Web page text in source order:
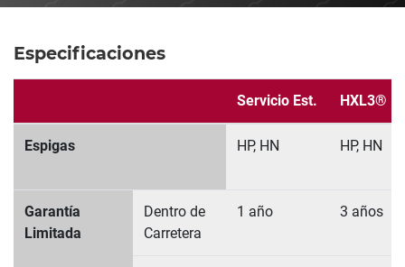
Especificaciones
Servicio Est. HXL3®
Espigas HP, HN HP, HN
Garantía
Limitada
Dentro de
Carretera
1 año 3 años